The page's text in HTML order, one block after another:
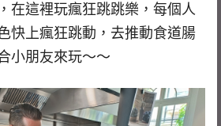
在這裡玩瘋狂跳跳樂，每個人
快上瘋狂跳動，去推動食道腸
小朋友來玩～～